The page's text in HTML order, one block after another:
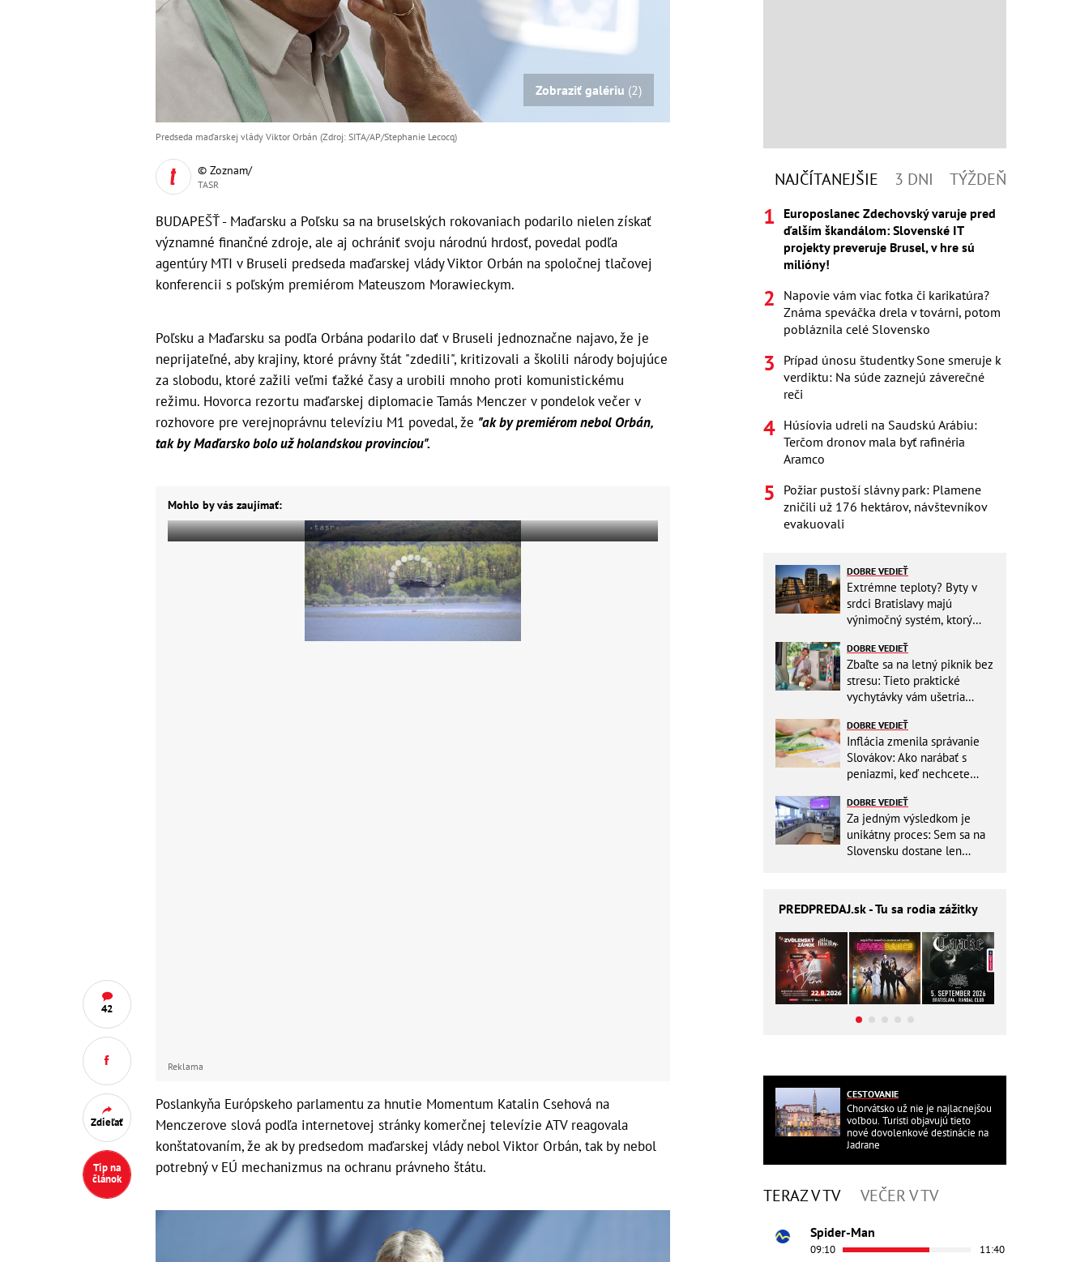
42
Zdieľať
Tip na
článok
Zobraziť galériu (2)
Predseda maďarskej vlády Viktor Orbán (Zdroj: SITA/AP/Stephanie Lecocq)
© Zoznam/
TASR
BUDAPEŠŤ - Maďarsku a Poľsku sa na bruselských rokovaniach podarilo nielen získať
významné finančné zdroje, ale aj ochrániť svoju národnú hrdosť, povedal podľa
agentúry MTI v Bruseli predseda maďarskej vlády Viktor Orbán na spoločnej tlačovej
konferencii s poľským premiérom Mateuszom Morawieckym.
Poľsku a Maďarsku sa podľa Orbána podarilo dať v Bruseli jednoznačne najavo, že je
neprijateľné, aby krajiny, ktoré právny štát "zdedili", kritizovali a školili národy bojujúce
za slobodu, ktoré zažili veľmi ťažké časy a urobili mnoho proti komunistickému
režimu. Hovorca rezortu maďarskej diplomacie Tamás Menczer v pondelok večer v
rozhovore pre verejnoprávnu televíziu M1 povedal, že "ak by premiérom nebol Orbán,
tak by Maďarsko bolo už holandskou provinciou".
Mohlo by vás zaujímať:
Reklama
Poslankyňa Európskeho parlamentu za hnutie Momentum Katalin Csehová na
Menczerove slová podľa internetovej stránky komerčnej televízie ATV reagovala
konštatovaním, že ak by predsedom maďarskej vlády nebol Viktor Orbán, tak by nebol
potrebný v EÚ mechanizmus na ochranu právneho štátu.
NAJČÍTANEJŠIE 3 DNI TÝŽDEŇ
Europoslanec Zdechovský varuje pred
ďalším škandálom: Slovenské IT
projekty preveruje Brusel, v hre sú
milióny!
Napovie vám viac fotka či karikatúra?
Známa speváčka drela v továrni, potom
pobláznila celé Slovensko
Prípad únosu študentky Sone smeruje k
verdiktu: Na súde zaznejú záverečné
reči
Húsíovia udreli na Saudskú Arábiu:
Terčom dronov mala byť rafinéria
Aramco
Požiar pustoší slávny park: Plamene
zničili už 176 hektárov, návštevníkov
evakuovali
DOBRE VEDIEŤ
Extrémne teploty? Byty v
srdci Bratislavy majú
výnimočný systém, ktorý
DOBRE VEDIEŤ
Zbaľte sa na letný piknik bez
stresu: Tieto praktické
vychytávky vám ušetria
DOBRE VEDIEŤ
Inflácia zmenila správanie
Slovákov: Ako narábať s
peniazmi, keď nechcete
DOBRE VEDIEŤ
Za jedným výsledkom je
unikátny proces: Sem sa na
Slovensku dostane len
PREDPREDAJ.sk - Tu sa rodia zážitky
CESTOVANIE
Chorvátsko už nie je najlacnejšou
voľbou. Turisti objavujú tieto
nové dovolenkové destinácie na
Jadrane
TERAZ V TV VEČER V TV
Spider-Man
09:10 11:40